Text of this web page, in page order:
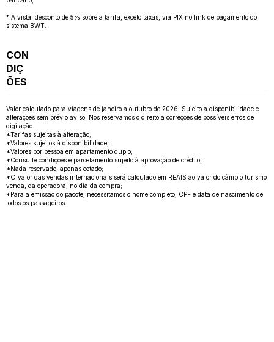
* A vista: desconto de 5% sobre a tarifa, exceto taxas, via PIX no link de pagamento do
sistema BWT.
CON
DIÇ
ÕES
Valor calculado para viagens de janeiro a outubro de 2026. Sujeito a disponibilidade e
alterações sem prévio aviso. Nos reservamos o direito a correções de possíveis erros de
digitação.
*Tarifas sujeitas à alteração;
*Valores sujeitos à disponibilidade;
*Valores por pessoa em apartamento duplo;
*Consulte condições e parcelamento sujeito à aprovação de crédito;
*Nada reservado, apenas cotado;
*O valor das vendas internacionais será calculado em REAIS ao valor do câmbio turismo
venda, da operadora, no dia da compra;
*Para a emissão do pacote, necessitamos o nome completo, CPF e data de nascimento de
todos os passageiros.